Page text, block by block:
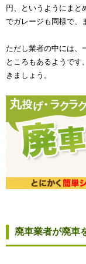
円、というようにまと
でガレージも同様で、
ただし業者の中には、
ところもあるようです
きましょう。
廃車業者が廃車